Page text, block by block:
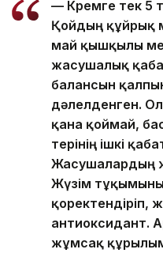
— Кремге тек 5
Қойдың құйрық
май қышқылы
жасушалық
балансын
дәлелденген. Ол
қана қоймай,
терінің ішкі
Жасушалардың
Жүзім
қоректендіріп,
антиоксидант.
жұмсақ